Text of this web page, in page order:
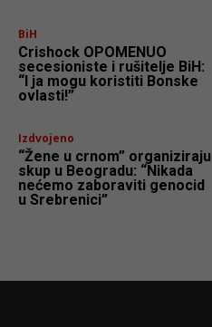
BiH
Crishock OPOMENUO
secesioniste i rušitelje BiH:
“I ja mogu koristiti Bonske
ovlasti!”
Izdvojeno
“Žene u crnom” organiziraju
skup u Beogradu: “Nikada
nećemo zaboraviti genocid
u Srebrenici”